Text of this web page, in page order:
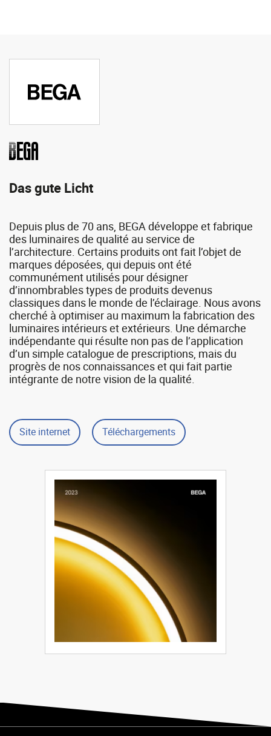
Bega
Das gute Licht
Depuis plus de 70 ans, BEGA développe et fabrique
des luminaires de qualité au service de
l’architecture. Certains produits ont fait l’objet de
marques déposées, qui depuis ont été
communément utilisés pour désigner
d’innombrables types de produits devenus
classiques dans le monde de l’éclairage. Nous avons
cherché à optimiser au maximum la fabrication des
luminaires intérieurs et extérieurs. Une démarche
indépendante qui résulte non pas de l’application
d’un simple catalogue de prescriptions, mais du
progrès de nos connaissances et qui fait partie
intégrante de notre vision de la qualité.
Site internet Téléchargements